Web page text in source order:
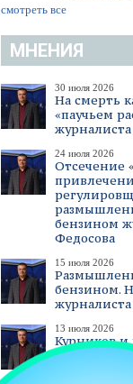
смотреть все
МНЕНИЯ
30 июля 2026
На смерть
«паучьем
24 июля 2026
Отсечение
бензином
Федосова
15 июля 2026
бензином.
13 июля 2026
Курников и
текст